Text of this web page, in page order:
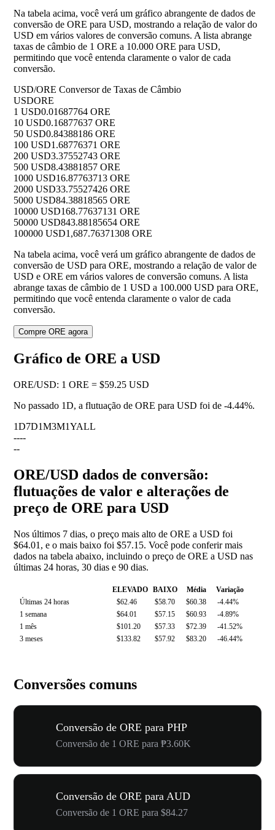
Na tabela acima, você verá um gráfico abrangente de dados de
conversão de ORE para USD, mostrando a relação de valor do
USD em vários valores de conversão comuns. A lista abrange
taxas de câmbio de 1 ORE a 10.000 ORE para USD,
permitindo que você entenda claramente o valor de cada
conversão.
USD/ORE Conversor de Taxas de Câmbio
USDORE
1 USD0.01687764 ORE
10 USD0.16877637 ORE
50 USD0.84388186 ORE
100 USD1.68776371 ORE
200 USD3.37552743 ORE
500 USD8.43881857 ORE
1000 USD16.87763713 ORE
2000 USD33.75527426 ORE
5000 USD84.38818565 ORE
10000 USD168.77637131 ORE
50000 USD843.88185654 ORE
100000 USD1,687.76371308 ORE
Na tabela acima, você verá um gráfico abrangente de dados de
conversão de USD para ORE, mostrando a relação de valor de
USD e ORE em vários valores de conversão comuns. A lista
abrange taxas de câmbio de 1 USD a 100.000 USD para ORE,
permitindo que você entenda claramente o valor de cada
conversão.
Compre ORE agora
Gráfico de ORE a USD
ORE/USD: 1 ORE = $59.25 USD
No passado 1D, a flutuação de ORE para USD foi de -4.44%.
1D7D1M3M1YALL
----
--
ORE/USD dados de conversão:
flutuações de valor e alterações de
preço de ORE para USD
Nos últimos 7 dias, o preço mais alto de ORE a USD foi
$64.01, e o mais baixo foi $57.15. Você pode conferir mais
dados na tabela abaixo, incluindo o preço de ORE a USD nas
últimas 24 horas, 30 dias e 90 dias.
ELEVADO BAIXO Média
Variação
Últimas 24 horas
$62.46 $58.70 $60.38
-4.44%
1 semana
$64.01 $57.15 $60.93
-4.89%
1 mês
$101.20 $57.33 $72.39
-41.52%
3 meses
$133.82 $57.92 $83.20 -46.44%
Conversões comuns
Conversão de ORE para PHP
Conversão de 1 ORE para ₱3.60K
Conversão de ORE para AUD
Conversão de 1 ORE para $84.27